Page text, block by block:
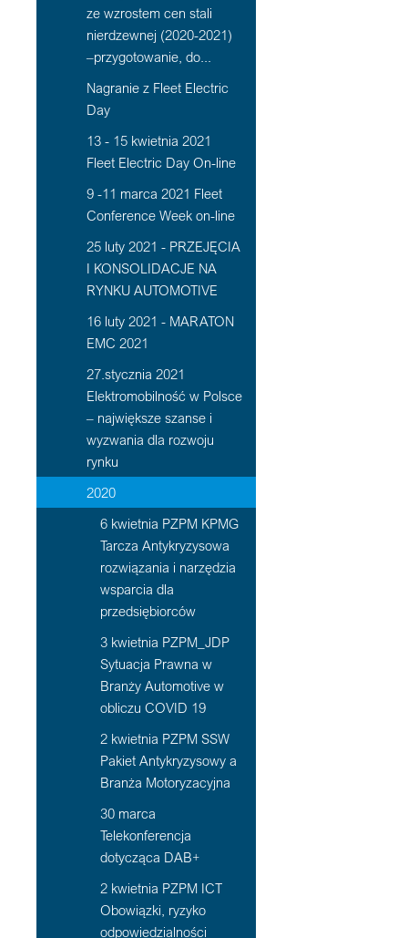
ze wzrostem cen stali
nierdzewnej (2020-2021)
–przygotowanie, do...
Nagranie z Fleet Electric
Day
13 - 15 kwietnia 2021
Fleet Electric Day On-line
9 -11 marca 2021 Fleet
Conference Week on-line
25 luty 2021 - PRZEJĘCIA
I KONSOLIDACJE NA
RYNKU AUTOMOTIVE
16 luty 2021 - MARATON
EMC 2021
27.stycznia 2021
Elektromobilność w Polsce
– największe szanse i
wyzwania dla rozwoju
rynku
2020
6 kwietnia PZPM KPMG
Tarcza Antykryzysowa
rozwiązania i narzędzia
wsparcia dla
przedsiębiorców
3 kwietnia PZPM_JDP
Sytuacja Prawna w
Branży Automotive w
obliczu COVID 19
2 kwietnia PZPM SSW
Pakiet Antykryzysowy a
Branża Motoryzacyjna
30 marca
Telekonferencja
dotycząca DAB+
2 kwietnia PZPM ICT
Obowiązki, ryzyko
odpowiedzialności